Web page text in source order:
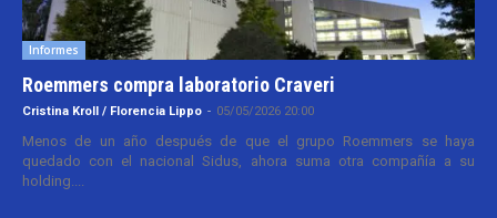
Informes
Roemmers compra laboratorio Craveri
Cristina Kroll / Florencia Lippo - 05/05/2026 20:00
Menos de un año después de que el grupo Roemmers se haya
quedado con el nacional Sidus, ahora suma otra compañía a su
holding....